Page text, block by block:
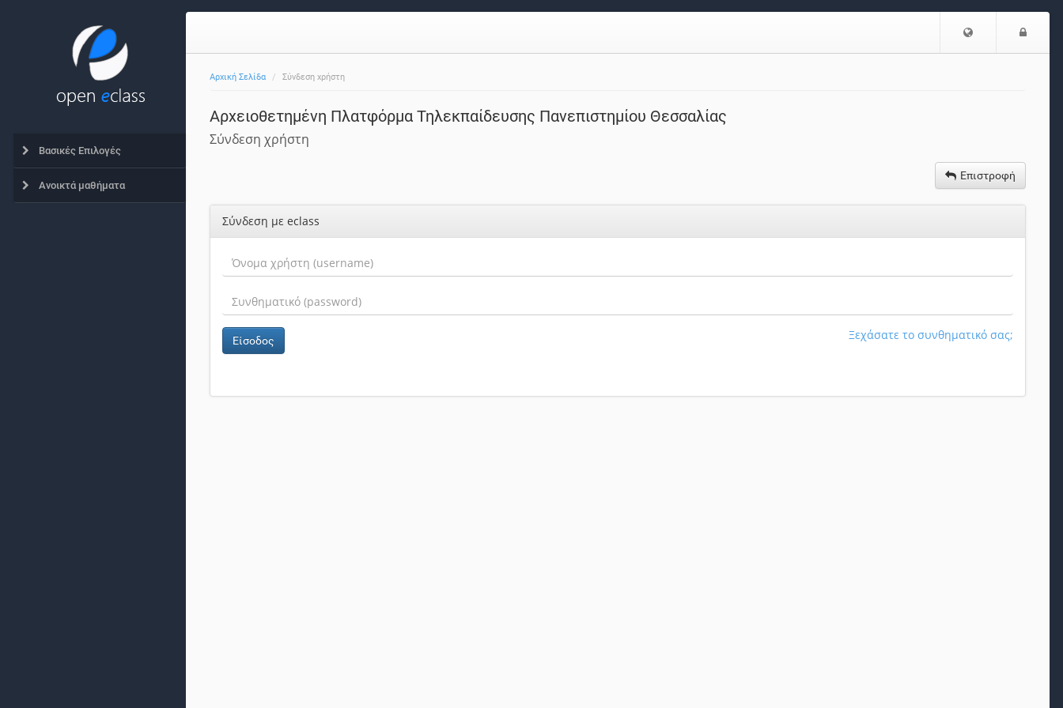
Επιλογή
Αρχική Σελίδα Σύνδεση χρήστη
Αρχειοθετημένη Πλατφόρμα Τηλεκπαίδευσης Πανεπιστημίου Θεσσαλίας
Σύνδεση χρήστη
Επιστροφή
Σύνδεση με eclass
Είσοδος Ξεχάσατε το συνθηματικό σας;
Βασικές Επιλογές
Ανοικτά μαθήματα